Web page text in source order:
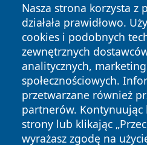
Nasza strona korzysta z
działała prawidłowo.
cookies i podobnych
zewnętrznych
analitycznych,
społecznościowych.
przetwarzane również
partnerów. Kontynuując
strony lub klikając
wyrażasz zgodę na
Copyright © 2026
zastrzeżone.
News Autorzy
Polityka